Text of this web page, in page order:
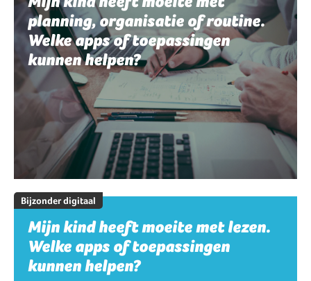
planning, organisatie of routine.
Welke apps of toepassingen
kunnen helpen?
Bijzonder digitaal
Mijn kind heeft moeite met lezen.
Welke apps of toepassingen
kunnen helpen?